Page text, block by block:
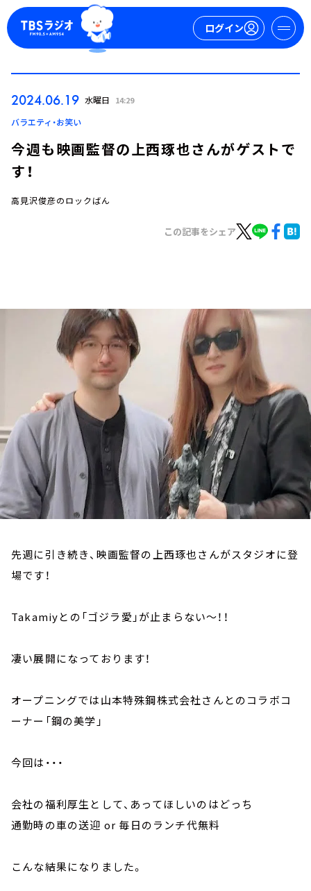
ログイン
ログイン
お知らせ
イベント・グッズ
YouTube
会社情報
2024.06.19 水曜日 14:29
バラエティ・お笑い
今週も映画監督の上西琢也さんがゲストで
す！
高見沢俊彦のロックばん
この記事をシェア
先週に引き続き、映画監督の上西琢也さんがスタジオに登
場です！
Takamiyとの「ゴジラ愛」が止まらない～！！
凄い展開になっております！
オープニングでは山本特殊鋼株式会社さんとのコラボコ
ーナー「鋼の美学」
今回は・・・
会社の福利厚生として、あってほしいのはどっち
通勤時の車の送迎 or 毎日のランチ代無料
こんな結果になりました。